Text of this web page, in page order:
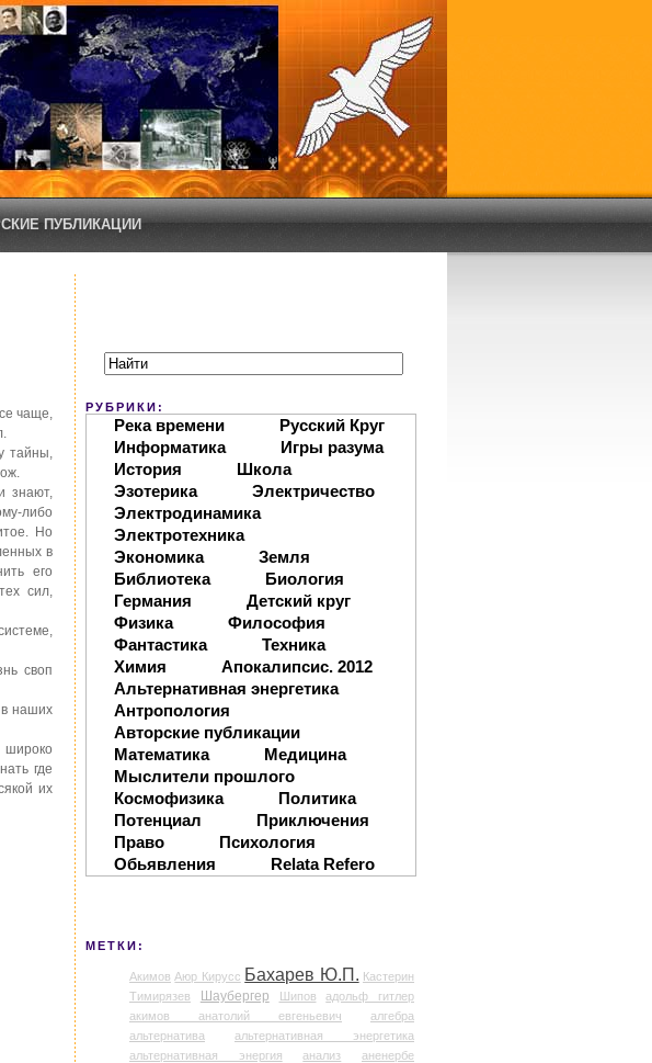
ПУБЛИКАЦИИ
чаще,
тайны,
знают,
либо
Но
в
его
сил,
своп
в наших
широко
где
их
РУБРИКИ:
Река времени
Русский Круг
Информатика
Игры разума
История
Школа
Эзотерика
Электричество
Электродинамика
Электротехника
Экономика
Земля
Библиотека
Биология
Германия
Детский круг
Физика
Философия
Фантастика
Техника
Химия
Апокалипсис. 2012
Альтернативная энергетика
Антропология
Авторские публикации
Математика
Медицина
Мыслители прошлого
Космофизика
Политика
Потенциал
Приключения
Право
Психология
Обьявления
Relata Refero
МЕТКИ:
Акимов Аюр Кирусс Бахарев Ю.П. Кастерин
Тимирязев
Шаубергер Шипов
адольф гитлер
акимов анатолий евгеньевич
алгебра
альтернатива
альтернативная энергетика
альтернативная энергия
анализ аненербе